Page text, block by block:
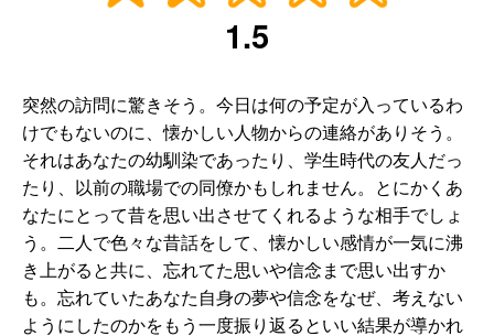
1.5
突然の訪問に驚きそう。今日は何の予定が入っているわ
けでもないのに、懐かしい人物からの連絡がありそう。
それはあなたの幼馴染であったり、学生時代の友人だっ
たり、以前の職場での同僚かもしれません。とにかくあ
なたにとって昔を思い出させてくれるような相手でしょ
う。二人で色々な昔話をして、懐かしい感情が一気に沸
き上がると共に、忘れてた思いや信念まで思い出すか
も。忘れていたあなた自身の夢や信念をなぜ、考えない
ようにしたのかをもう一度振り返るといい結果が導かれ